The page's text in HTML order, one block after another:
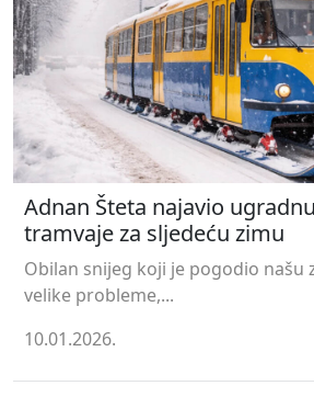
Adnan Šteta najavio
tramvaje za sljedeću zimu
Obilan snijeg koji je pogodio našu
velike probleme,...
10.01.2026.